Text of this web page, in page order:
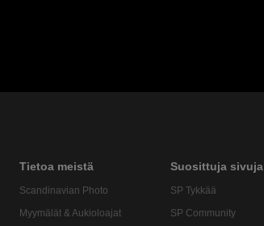
Tietoa meistä
Scandinavian Photo
Myymälät & Aukioloajat
Suosittuja sivuja
SP Tykkää
SP Community